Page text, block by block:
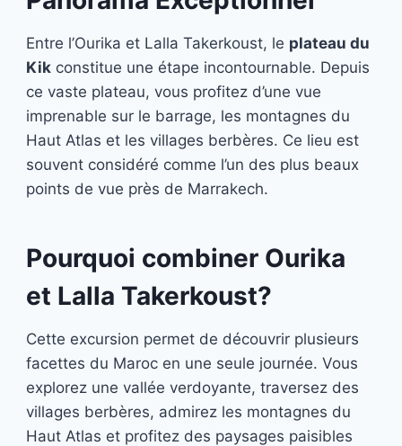
Entre l’Ourika et Lalla Takerkoust, le plateau du
Kik constitue une étape incontournable. Depuis
ce vaste plateau, vous profitez d’une vue
imprenable sur le barrage, les montagnes du
Haut Atlas et les villages berbères. Ce lieu est
souvent considéré comme l’un des plus beaux
points de vue près de Marrakech.
Pourquoi combiner Ourika
et Lalla Takerkoust?
Cette excursion permet de découvrir plusieurs
facettes du Maroc en une seule journée. Vous
explorez une vallée verdoyante, traversez des
villages berbères, admirez les montagnes du
Haut Atlas et profitez des paysages paisibles